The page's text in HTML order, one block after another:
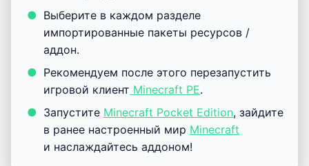
Выберите в каждом разделе
импортированные пакеты ресурсов /
аддон.
Рекомендуем после этого перезапустить
игровой клиент Minecraft PE.
Запустите Minecraft Pocket Edition, зайдите
в ранее настроенный мир Minecraft
и наслаждайтесь аддоном!